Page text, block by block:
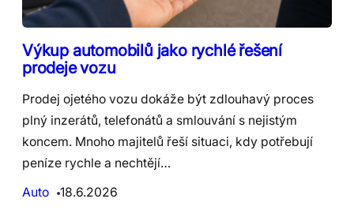
Výkup automobilů jako rychlé řešení
prodeje vozu
Prodej ojetého vozu dokáže být zdlouhavý proces
plný inzerátů, telefonátů a smlouvání s nejistým
koncem. Mnoho majitelů řeší situaci, kdy potřebují
peníze rychle a nechtějí…
Auto
18.6.2026